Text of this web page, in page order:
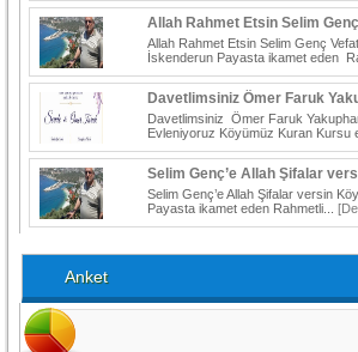
Allah Rahmet Etsin Selim
Allah Rahmet Etsin Selim Genç
İskenderun Payasta ikamet eden
Davetlimsiniz Ömer Faruk
Davetlimsiniz Ömer Faruk
Evleniyoruz Köyümüz Kuran Kursu
Selim Genç’e Allah Şifalar
Selim Genç’e Allah Şifalar versin
Payasta ikamet eden Rahmetli...
Anket